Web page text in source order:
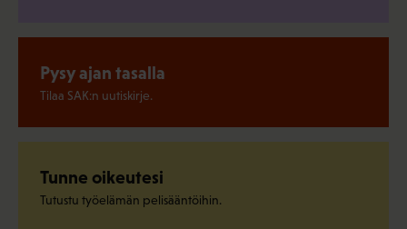
Pysy ajan tasalla
Tilaa SAK:n uutiskirje.
Tunne oikeutesi
Tutustu työelämän pelisääntöihin.